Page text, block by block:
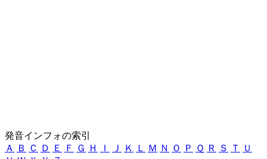
発音インフォの索引
Ａ
Ｂ Ｃ Ｄ Ｅ Ｆ Ｇ Ｈ Ｉ Ｊ Ｋ Ｌ Ｍ Ｎ Ｏ Ｐ Ｑ Ｒ Ｓ Ｔ
Ｕ